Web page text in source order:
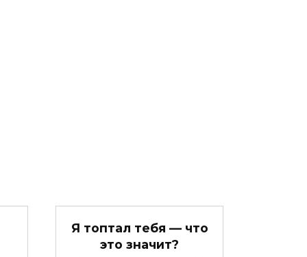
Я топтал тебя — что
это значит?